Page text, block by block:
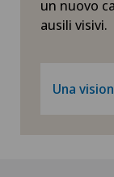
un nuovo
ausili visivi.
Una